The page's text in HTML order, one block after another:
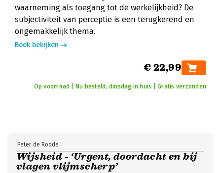
waarneming als toegang tot de werkelijkheid? De
subjectiviteit van perceptie is een terugkerend en
ongemakkelijk thema.
Boek bekijken
€ 22,99
Op voorraad | Nu besteld, dinsdag in huis | Gratis verzonden
Wijsheid - ‘Urgent, doordacht en bij
vlagen vlijmscherp’
Peter de Roode